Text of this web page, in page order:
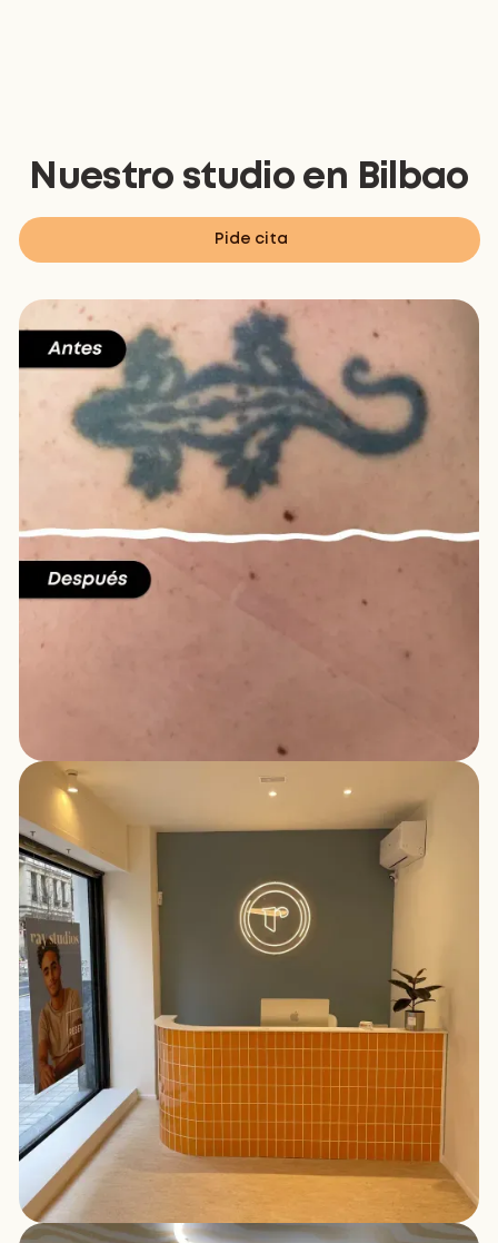
Nuestro studio en Bilbao
Pide cita